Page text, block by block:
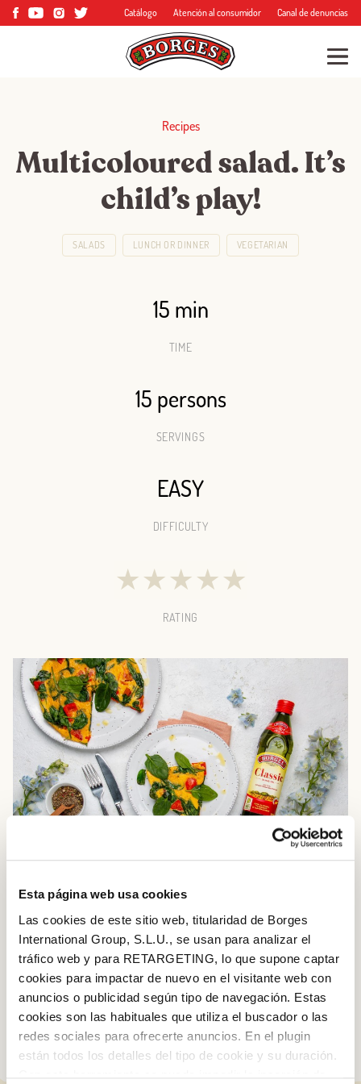
Esta página web usa cookies
Las cookies de este sitio web, titularidad de Borges
International Group, S.L.U., se usan para analizar el
tráfico web y para RETARGETING, lo que supone captar
cookies para impactar de nuevo en el visitante web con
anuncios o publicidad según tipo de navegación. Estas
cookies son las habituales que utiliza el buscador o las
redes sociales para ofrecerte anuncios. En el plugin
están todos los detalles del tipo de cookie y su duración.
Catálogo Atención al consumidor Canal de denuncias
Recipes
Multicoloured salad. It’s
child’s play!
SALADS LUNCH OR DINNER VEGETARIAN
15 min
TIME
15 persons
SERVINGS
EASY
DIFFICULTY
★★★★★
RATING
¡Nada mejor que tener la receta en tu
cocina para empezar!